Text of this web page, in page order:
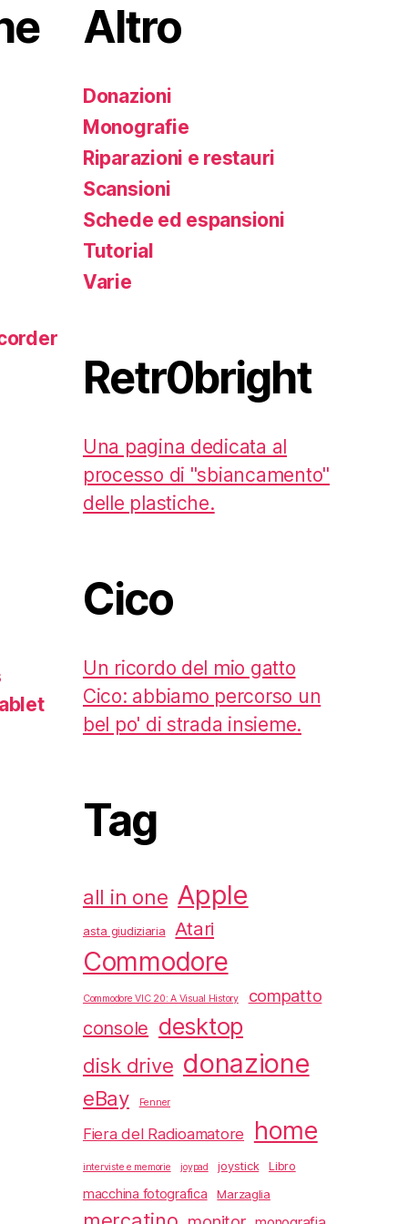
Altro
Donazioni
Monografie
Riparazioni e restauri
Scansioni
Schede ed espansioni
Tutorial
Varie
Retr0bright
Una pagina dedicata al
processo di "sbiancamento"
delle plastiche.
Cico
Un ricordo del mio gatto
Cico: abbiamo percorso un
bel po' di strada insieme.
Tag
all in one Apple
asta giudiziaria Atari
Commodore
Commodore VIC 20: A Visual History compatto
console desktop
disk drive donazione
eBay Fenner
Fiera del Radioamatore home
interviste e memorie joypad joystick Libro
macchina fotografica Marzaglia